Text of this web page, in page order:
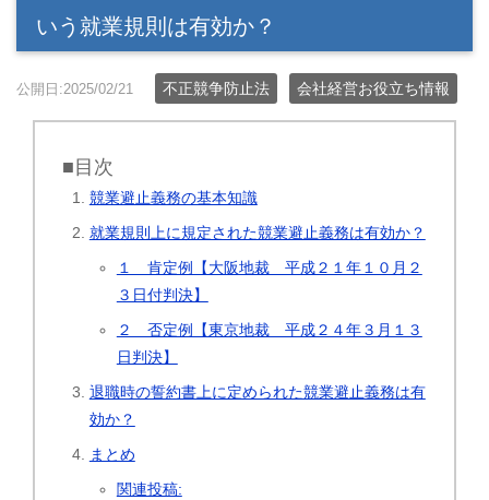
いう就業規則は有効か？
公開日:2025/02/21 不正競争防止法 会社経営お役立ち情報
■目次
競業避止義務の基本知識
就業規則上に規定された競業避止義務は有効か？
１ 肯定例【大阪地裁 平成２１年１０月２
３日付判決】
２ 否定例【東京地裁 平成２４年３月１３
日判決】
退職時の誓約書上に定められた競業避止義務は有
効か？
まとめ
関連投稿: